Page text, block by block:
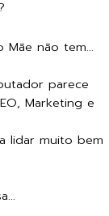
Mãe não tem...
parece
Marketing e
lidar muito bem